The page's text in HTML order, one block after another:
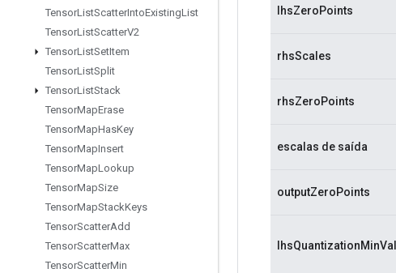
TensorListScatterIntoExistingList
TensorListScatterV2
TensorListSetItem
TensorListSplit
TensorListStack
TensorMapErase
TensorMapHasKey
TensorMapInsert
TensorMapLookup
TensorMapSize
TensorMapStackKeys
TensorScatterAdd
TensorScatterMax
TensorScatterMin
lhsZeroPoints
rhsScales
rhsZeroPoints
escalas de saída
outputZeroPoints
lhsQuantizationMinVal